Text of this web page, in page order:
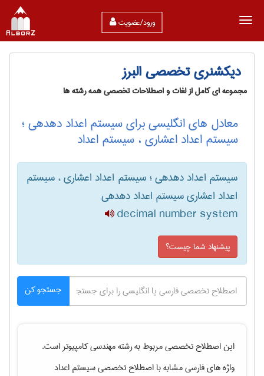
ورود/عضویت
دیکشنری تخصصی البرز
مجموعه ای کامل از لغات و اصطلاحات تخصصی همه رشته ها
معادل های انگلیسی برای سیستم اعداد دهدهی ؛
سیستم اعداد اعشاری ، سیستم اعداد
سیستم اعداد دهدهی ؛ سیستم اعداد اعشاری ، سیستم
اعداد اعشاری سیستم اعداد دهدهی
decimal number system
پیشنهاد شما چیست؟
جستجو کن
این اصطلاح تخصصی مربوط به رشتهمهندسی كامپيوتراست.
واژه های فارسی مشابه با اصطلاح تخصصیسیستم اعداد